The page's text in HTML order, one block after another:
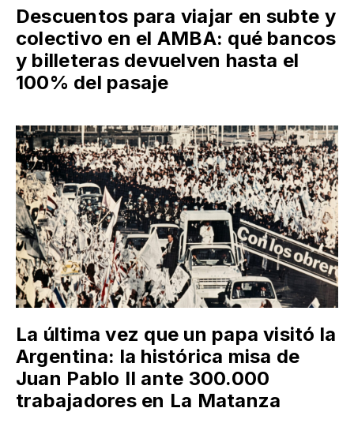
Descuentos para viajar en subte y
colectivo en el AMBA: qué bancos
y billeteras devuelven hasta el
100% del pasaje
La última vez que un papa visitó la
Argentina: la histórica misa de
Juan Pablo II ante 300.000
trabajadores en La Matanza